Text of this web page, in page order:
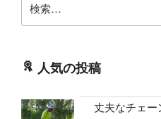
索:
人気の投稿
丈夫なチェー